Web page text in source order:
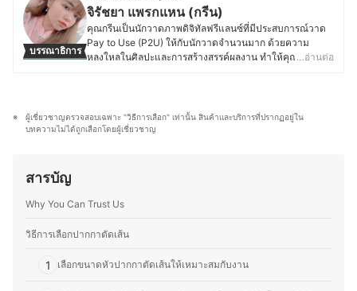
ชีวิตของเธอ เธอไม่ได้เรียนจบด้านศิลปะ แต่ด้วยความสนใจ
และความชื่นชอบเป็นแรงผลักดันให้เธอเรียนรู้สิ่งต่าง ๆ ด้วย
ตนเอง เมื่อผสมโรงกับความช่างสังเกตเกินมนุษย์มนาของเธอ
ทำให้เธอกลายเป็น GURU ผู้รู้เกี่ยวกับการวาดรูปและอุปกรณ์
ศิลปะที่เขียนรีวิวผลิตภัณฑ์ได้ละเอียดและรอบด้านที่สุดคน
บรรณาธิการ
จิรัชยา แพรกแหน (กรีน)
คุณกรีนเป็นนักวาดภาพดิจิทัลฟรีแลนซ์ที่มีประสบการณ์วาด
Pay to Use (P2U) ให้กับนักวาดจำนวนมาก ด้วยความ
หลงใหลในศิลปะและการสร้างสรรค์ผลงาน ทำให้คุณกรีนมุ่
แท็บเล็ตกราฟิก สไตลัส ปากกาวาดรูป จอแสดงผลสำหรับ
ศิลปิน ไปจนถึงเครื่องเขียนและสีน้ำแบบดั้งเดิม ทำให้สามารถ
Studio Paint, Photoshop และ Procreate เพื่อช่วยให้การ
ยังนำประสบการณ์การใช้งานอุปกรณ์ต่าง ๆ มาถ่ายทอดเป็น
ศิลปินและบุคคลทั่วไปเลือกอุปกรณ์ที่ตอบโจทย์กับสไตล์ของ
ตัวเองได้ดีที่สุด
…อ่านต่อ
ผู้เชี่ยวชาญตรวจสอบเฉพาะ "วิธีการเลือก" เท่านั้น สินค้าและบริการที่ปรากฏอยู่ใน
บทความไม่ได้ถูกเลือกโดยผู้เชี่ยวชาญ
สารบัญ
Why You Can Trust Us
วิธีการเลือกปากกาตัดเส้น
1 เลือกขนาดหัวปากกาตัดเส้นให้เหมาะสมกับงาน